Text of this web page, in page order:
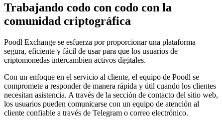
Trabajando codo con codo con la
comunidad criptográfica
Poodl Exchange se esfuerza por proporcionar una plataforma
segura, eficiente y fácil de usar para que los usuarios de
criptomonedas intercambien activos digitales.
Con un enfoque en el servicio al cliente, el equipo de Poodl se
compromete a responder de manera rápida y útil cuando los clientes
necesitan asistencia. A través de la sección de contacto del sitio web,
los usuarios pueden comunicarse con un equipo de atención al
cliente confiable a través de Telegram o correo electrónico.